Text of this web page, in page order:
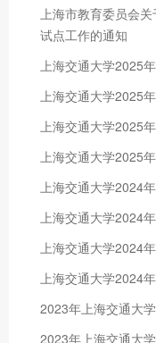
上海市教育委员会
试点工作的通知
上海交通大学2025
上海交通大学2025
上海交通大学2025
上海交通大学2025
上海交通大学2024
上海交通大学2024
上海交通大学2024
上海交通大学2024
2023年上海交通大
2023年上海交通大